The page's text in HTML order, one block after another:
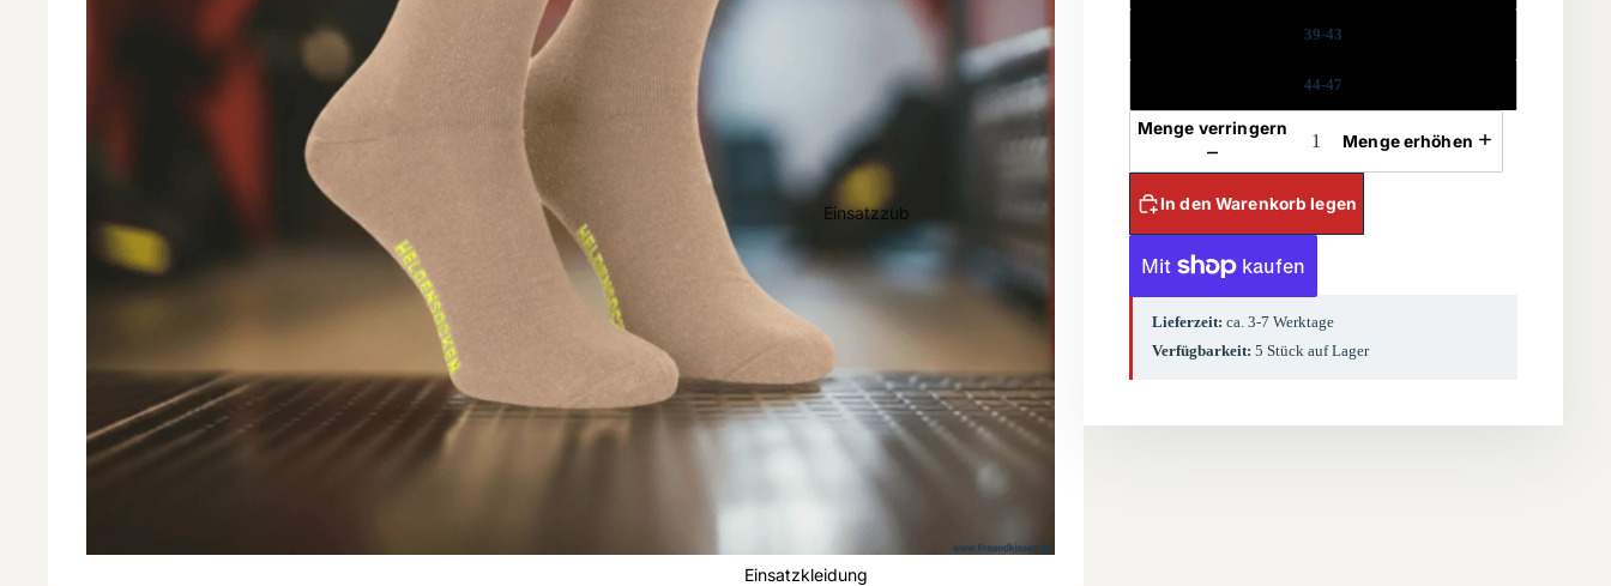
Einsatzzub
Handschuhe
Einsatzkleidung
39-43
44-47
Menge verringern
Menge erhöhen
In den Warenkorb legen
Lieferzeit: ca. 3-7 Werktage
Verfügbarkeit: 5 Stück auf Lager